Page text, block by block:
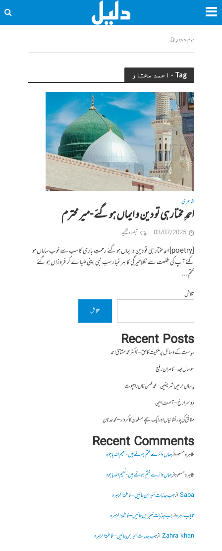
ہوم<<احمد مختار
Tag - احمد مختار
شاعری
احمدِ مختار ہی تو دین و ایماں ہو گئے -میر محترم
03/07/2025 تبصرہ لکھیے
[poetry]احمدِ مختار ہی تو دین و ایماں ہو گئے رحمتِ باری کا سب سے خوب ساماں ہو
گئے آپ کی طلعت سے نکلا تیرگی کا ہر غبار سب نبی اپنی ضیا لے کر فروزاں ہو گئے
ختمِ...
تلاش
تلاش
Recent Posts
ریاست کے وسائل پر ملکیت کا حق – ڈاکٹر محمد مشتاق احمد
سو سال بعد – کامران رفیع
پاسبانِ حرمین شریفین – محمد محسن خان راجپوت
دوسرا رخ – آصف امین
منافق کی چار نشانیاں اور ایک سچے مسلمان کا کردار – محمد عدنان
Recent Comments
طاہرہ مسعودازجہاں دائرے ختم ہوتے ہیں- نعیم اللہ باجوہ
طاہرہ مسعودازجہاں دائرے ختم ہوتے ہیں- نعیم اللہ باجوہ
Sabaازجب جذبات خبر بن جائیں – فاطمۃالزہرہ
نایاب زہرہازجب جذبات خبر بن جائیں – فاطمۃالزہرہ
Zahra khanازجب جذبات خبر بن جائیں – فاطمۃالزہرہ